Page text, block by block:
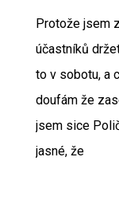
Protože jsem
účastníků
to v sobotu, a
doufám že
jsem sice
jasné, že